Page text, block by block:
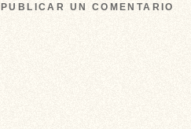
PUBLICAR UN COMENTARIO